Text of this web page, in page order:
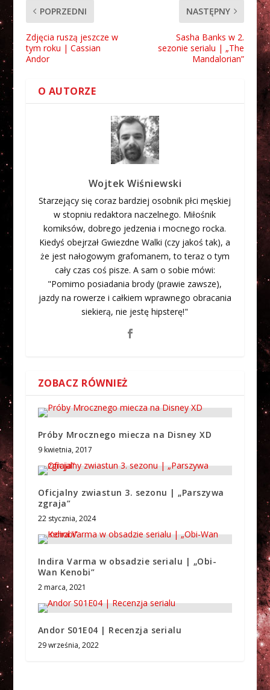
POPRZEDNI
Zdjęcia ruszą jeszcze w
tym roku | Cassian
Andor
NASTĘPNY
Sasha Banks w 2.
sezonie serialu | „The
Mandalorian”
O AUTORZE
Wojtek Wiśniewski
Starzejący się coraz bardziej osobnik płci męskiej
w stopniu redaktora naczelnego. Miłośnik
komiksów, dobrego jedzenia i mocnego rocka.
Kiedyś obejrzał Gwiezdne Walki (czy jakoś tak), a
że jest nałogowym grafomanem, to teraz o tym
cały czas coś pisze. A sam o sobie mówi:
"Pomimo posiadania brody (prawie zawsze),
jazdy na rowerze i całkiem wprawnego obracania
siekierą, nie jestę hipsterę!"
ZOBACZ RÓWNIEŻ
Próby Mrocznego miecza na Disney XD
9 kwietnia, 2017
Oficjalny zwiastun 3. sezonu | „Parszywa
zgraja”
22 stycznia, 2024
Indira Varma w obsadzie serialu | „Obi-
Wan Kenobi”
2 marca, 2021
Andor S01E04 | Recenzja serialu
29 września, 2022